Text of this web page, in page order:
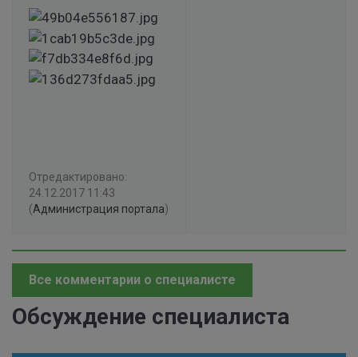
Отредактировано:
24.12.2017 11:43
(Администрация портала)
Все комментарии о специалисте
Обсуждение специалиста